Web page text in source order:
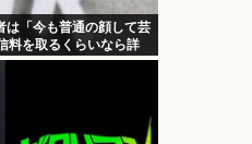
「今も普通の顔して芸
料を取るくらいなら詳